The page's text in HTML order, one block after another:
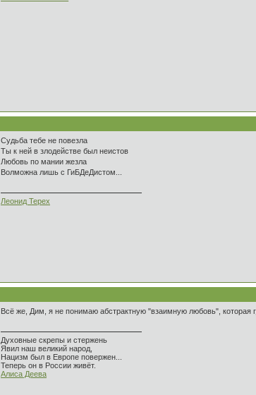
Судьба тебе не повезла
Ты к ней в злодействе был неистов
Любовь по мании жезла
Волможна лишь с ГиБДеДистом...
Леонид Терех
Всё же, Дим, я не понимаю абстрактную "взаимную любовь", которая
Духовные скрепы и стержень
Явил наш великий народ,
Нацизм был в Европе повержен...
Теперь он в России живёт.
Алиса Деева